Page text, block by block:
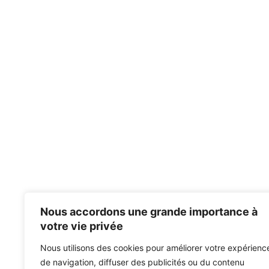
Nous accordons une grande importance à
votre vie privée
Nous utilisons des cookies pour améliorer votre
de navigation, diffuser des publicités ou du contenu